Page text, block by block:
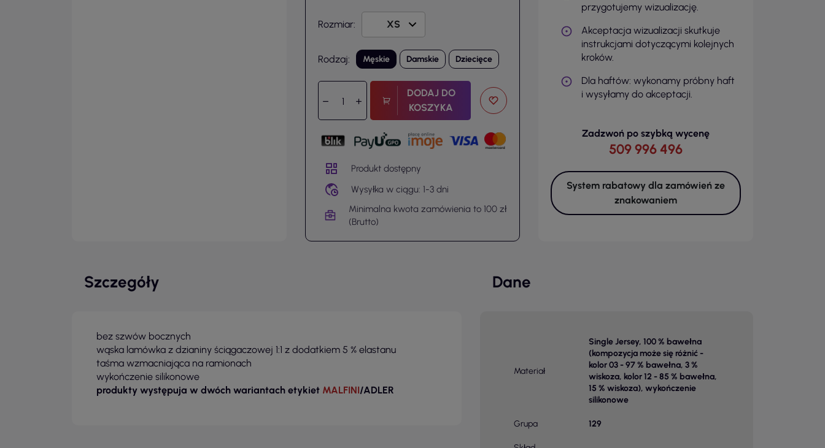
Rozmiar:
Rodzaj: Męskie Damskie Dziecięce
DODAJ DO
KOSZYKA
Produkt dostępny
Wysyłka w ciągu: 1-3 dni
Minimalna kwota zamówienia to 100 zł
(Brutto)
przygotujemy wizualizację.
Akceptacja wizualizacji skutkuje
instrukcjami dotyczącymi kolejnych
kroków.
Dla haftów: wykonamy próbny haft
i wysyłamy do akceptacji.
Zadzwoń po szybką wycenę
509 996 496
System rabatowy dla zamówień ze
znakowaniem
Szczegóły
bez szwów bocznych
wąska lamówka z dzianiny ściągaczowej 1:1 z dodatkiem 5 % elastanu
taśma wzmacniająca na ramionach
wykończenie silikonowe
produkty występuja w dwóch wariantach etykiet MALFINI/ADLER
Dane
Materiał
Single Jersey, 100 % bawełna
(kompozycja może się różnić -
kolor 03 - 97 % bawełna, 3 %
wiskoza, kolor 12 - 85 % bawełna,
15 % wiskoza), wykończenie
silikonowe
Grupa 129